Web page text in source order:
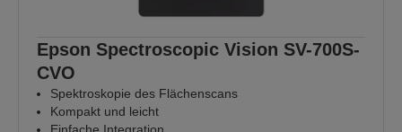
Epson Spectroscopic Vision SV-700S-
CVO
Spektroskopie des Flächenscans
Kompakt und leicht
Einfache Integration